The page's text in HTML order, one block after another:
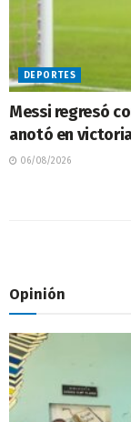
DEPORTES
Messi regresó
anotó en
06/08/2026
Opinión